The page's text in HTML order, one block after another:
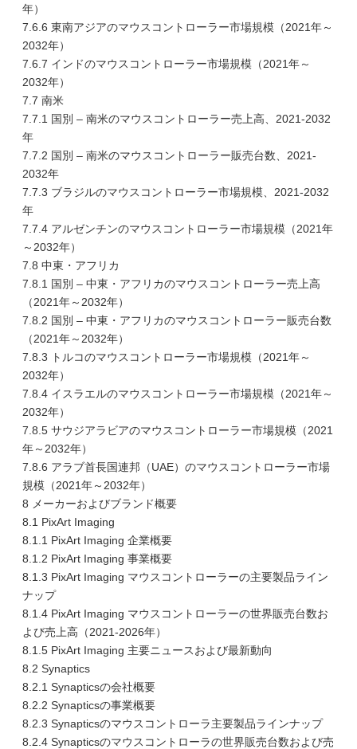
年）
7.6.6 東南アジアのマウスコントローラー市場規模（2021年～
2032年）
7.6.7 インドのマウスコントローラー市場規模（2021年～
2032年）
7.7 南米
7.7.1 国別 – 南米のマウスコントローラー売上高、2021-2032
年
7.7.2 国別 – 南米のマウスコントローラー販売台数、2021-
2032年
7.7.3 ブラジルのマウスコントローラー市場規模、2021-2032
年
7.7.4 アルゼンチンのマウスコントローラー市場規模（2021年
～2032年）
7.8 中東・アフリカ
7.8.1 国別 – 中東・アフリカのマウスコントローラー売上高
（2021年～2032年）
7.8.2 国別 – 中東・アフリカのマウスコントローラー販売台数
（2021年～2032年）
7.8.3 トルコのマウスコントローラー市場規模（2021年～
2032年）
7.8.4 イスラエルのマウスコントローラー市場規模（2021年～
2032年）
7.8.5 サウジアラビアのマウスコントローラー市場規模（2021
年～2032年）
7.8.6 アラブ首長国連邦（UAE）のマウスコントローラー市場
規模（2021年～2032年）
8 メーカーおよびブランド概要
8.1 PixArt Imaging
8.1.1 PixArt Imaging 企業概要
8.1.2 PixArt Imaging 事業概要
8.1.3 PixArt Imaging マウスコントローラーの主要製品ライン
ナップ
8.1.4 PixArt Imaging マウスコントローラーの世界販売台数お
よび売上高（2021-2026年）
8.1.5 PixArt Imaging 主要ニュースおよび最新動向
8.2 Synaptics
8.2.1 Synapticsの会社概要
8.2.2 Synapticsの事業概要
8.2.3 Synapticsのマウスコントローラ主要製品ラインナップ
8.2.4 Synapticsのマウスコントローラの世界販売台数および売